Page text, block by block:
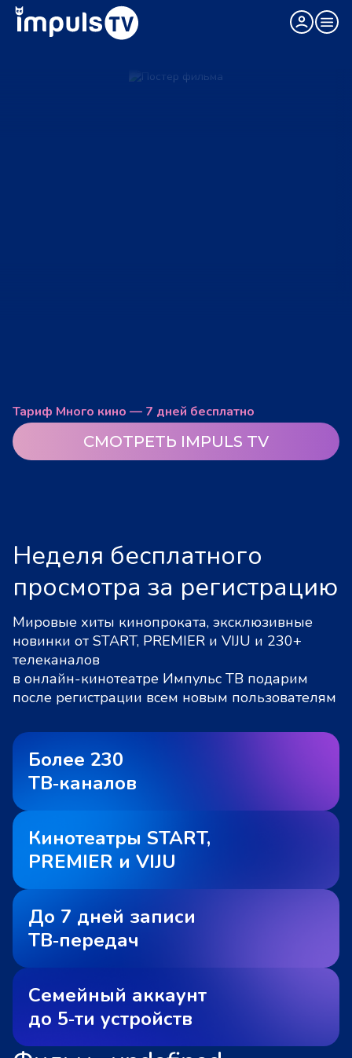
Тариф Много кино — 7 дней бесплатно
СМОТРЕТЬ IMPULS TV
Неделя бесплатного
просмотра за регистрацию
Мировые хиты кинопроката, эксклюзивные
новинки от START, PREMIER и VIJU и 230+
телеканалов
в онлайн-кинотеатре Импульс ТВ подарим
после регистрации всем новым пользователям
Более 230
ТВ‑каналов
Кинотеатры START,
PREMIER и VIJU
До 7 дней записи
ТВ‑передач
Семейный аккаунт
до 5‑ти устройств